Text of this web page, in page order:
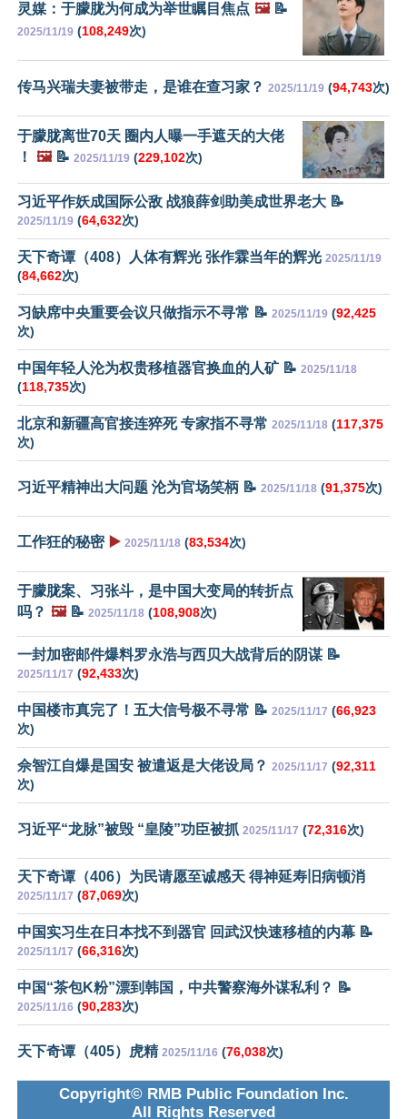
灵媒：于朦胧为何成为举世瞩目焦点 🖼️📝
2025/11/19 (108,249次)
传马兴瑞夫妻被带走，是谁在查习家？ 2025/11/19 (94,743次)
于朦胧离世70天 圈内人曝一手遮天的大佬
！
🖼️📝 2025/11/19 (229,102次)
习近平作妖成国际公敌 战狼薛剑助美成世界老大 📝
2025/11/19 (64,632次)
天下奇谭（408）人体有辉光 张作霖当年的辉光 2025/11/19
(84,662次)
习缺席中央重要会议只做指示不寻常 📝 2025/11/19 (92,425
次)
中国年轻人沦为权贵移植器官换血的人矿 📝 2025/11/18
(118,735次)
北京和新疆高官接连猝死 专家指不寻常 2025/11/18 (117,375
次)
习近平精神出大问题 沦为官场笑柄 📝 2025/11/18 (91,375次)
工作狂的秘密 ▶️ 2025/11/18 (83,534次)
于朦胧案、习张斗，是中国大变局的转折点
吗？ 🖼️📝 2025/11/18 (108,908次)
一封加密邮件爆料罗永浩与西贝大战背后的阴谋 📝
2025/11/17 (92,433次)
中国楼市真完了！五大信号极不寻常 📝 2025/11/17 (66,923
次)
佘智江自爆是国安 被遣返是大佬设局？ 2025/11/17 (92,311
次)
习近平“龙脉”被毁 “皇陵”功臣被抓 2025/11/17 (72,316次)
天下奇谭（406）为民请愿至诚感天 得神延寿旧病顿消
2025/11/17 (87,069次)
中国实习生在日本找不到器官 回武汉快速移植的内幕 📝
2025/11/17 (66,316次)
中国“茶包K粉”漂到韩国，中共警察海外谋私利？ 📝
2025/11/16 (90,283次)
天下奇谭（405）虎精 2025/11/16 (76,038次)
Copyright© RMB Public Foundation Inc.
All Rights Reserved